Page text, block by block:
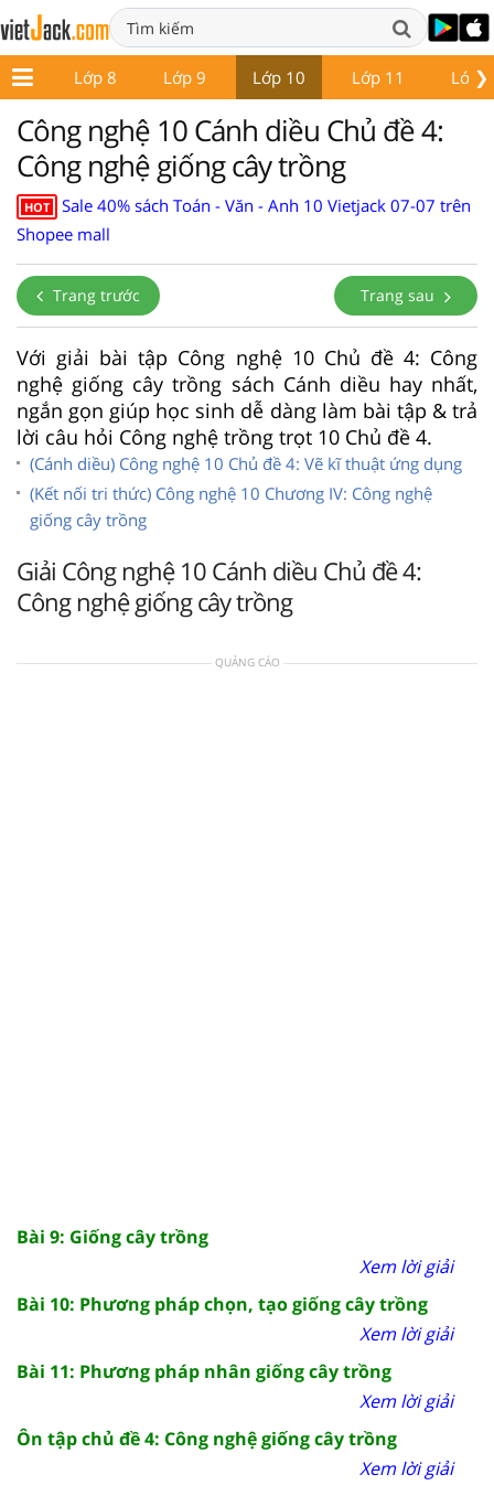
❯
7 Lớp 8 Lớp 9 Lớp 10 Lớp 11 Lớp
Công nghệ 10 Cánh diều Chủ đề 4:
Công nghệ giống cây trồng
HOT
Sale 40% sách Toán - Văn - Anh 10 Vietjack 07-07 trên
Shopee mall
Trang trước Trang sau
Với giải bài tập Công nghệ 10 Chủ đề 4: Công
nghệ giống cây trồng sách Cánh diều hay nhất,
ngắn gọn giúp học sinh dễ dàng làm bài tập & trả
lời câu hỏi Công nghệ trồng trọt 10 Chủ đề 4.
(Cánh diều) Công nghệ 10 Chủ đề 4: Vẽ kĩ thuật ứng dụng
(Kết nối tri thức) Công nghệ 10 Chương IV: Công nghệ
giống cây trồng
Giải Công nghệ 10 Cánh diều Chủ đề 4:
Công nghệ giống cây trồng
QUẢNG CÁO
Bài 9: Giống cây trồng
Xem lời giải
Bài 10: Phương pháp chọn, tạo giống cây trồng
Xem lời giải
Bài 11: Phương pháp nhân giống cây trồng
Xem lời giải
Ôn tập chủ đề 4: Công nghệ giống cây trồng
Xem lời giải